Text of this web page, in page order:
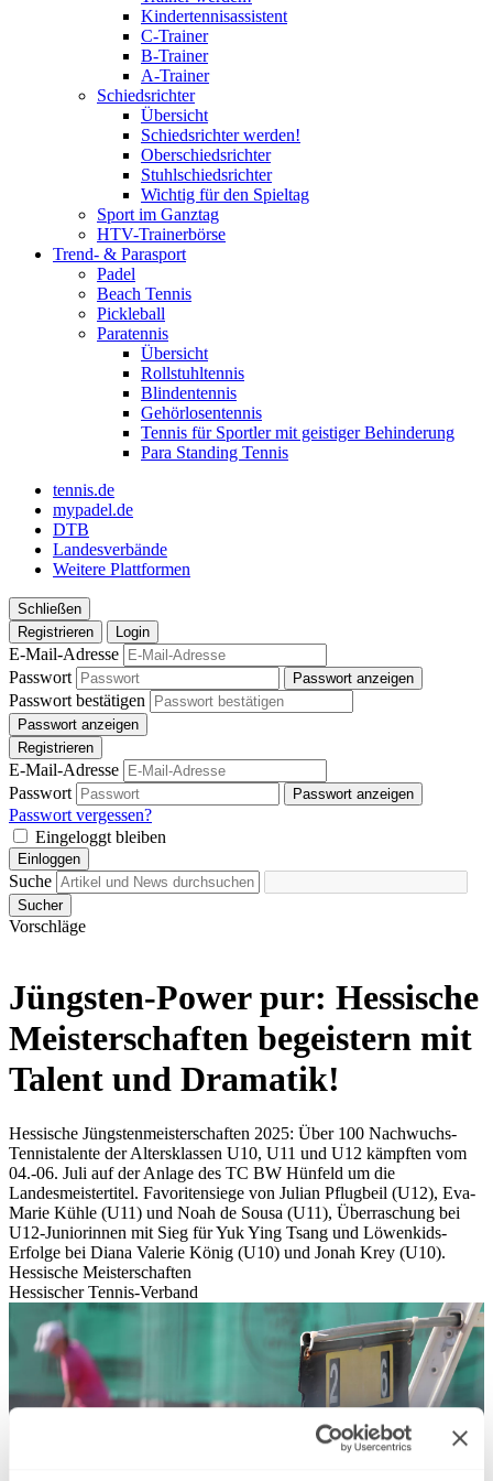
Kindertennisassistent
C-Trainer
B-Trainer
A-Trainer
Schiedsrichter
Übersicht
Schiedsrichter werden!
Oberschiedsrichter
Stuhlschiedsrichter
Wichtig für den Spieltag
Sport im Ganztag
HTV-Trainerbörse
Trend- & Parasport
Padel
Beach Tennis
Pickleball
Paratennis
Übersicht
Rollstuhltennis
Blindentennis
Gehörlosentennis
Tennis für Sportler mit geistiger Behinderung
Para Standing Tennis
tennis.de
mypadel.de
DTB
Landesverbände
Weitere Plattformen
Schließen
Registrieren
Login
E-Mail-Adresse
Passwort
Passwort anzeigen
Passwort bestätigen
Passwort anzeigen
Registrieren
E-Mail-Adresse
Passwort
Passwort anzeigen
Passwort vergessen?
Eingeloggt bleiben
Einloggen
Suche
Sucher
Vorschläge
Jüngsten-Power pur: Hessische
Meisterschaften begeistern mit
Talent und Dramatik!
Hessische Jüngstenmeisterschaften 2025: Über 100 Nachwuchs-
Tennistalente der Altersklassen U10, U11 und U12 kämpften vom
04.-06. Juli auf der Anlage des TC BW Hünfeld um die
Landesmeistertitel. Favoritensiege von Julian Pflugbeil (U12), Eva-
Marie Kühle (U11) und Noah de Sousa (U11), Überraschung bei
U12-Juniorinnen mit Sieg für Yuk Ying Tsang und Löwenkids-
Erfolge bei Diana Valerie König (U10) und Jonah Krey (U10).
Hessische Meisterschaften
Hessischer Tennis-Verband